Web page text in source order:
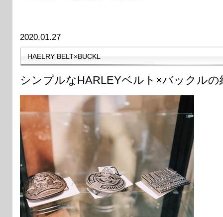
2020.01.27
HAELRY BELT×BUCKL
シンプルなHARLEYベルト×バックル